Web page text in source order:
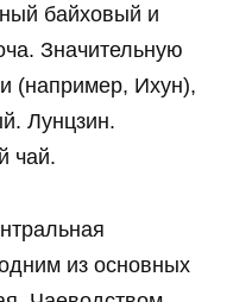
байховый и
Значительную
(например, Ихун),
Лунцзин.
чай.
из основных